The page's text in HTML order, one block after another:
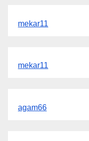
mekar11
mekar11
agam66